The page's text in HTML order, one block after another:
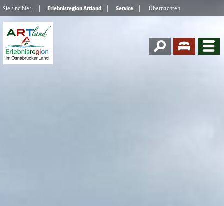
Sie sind hier: Erlebnisregion Artland Service Übernachten